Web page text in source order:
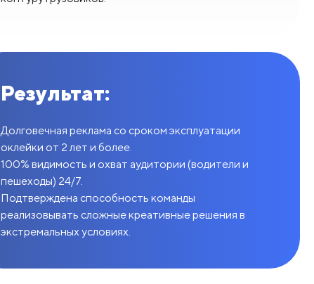
Результат:
Долговечная реклама со сроком эксплуатации
оклейки от 2 лет и более.
100% видимость и охват аудитории (водители и
пешеходы) 24/7.
Подтверждена способность команды
реализовывать сложные креативные решения в
экстремальных условиях.